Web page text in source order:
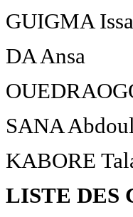
GUIGMA
DA Ansa
SANA
KABORE
LISTE DES